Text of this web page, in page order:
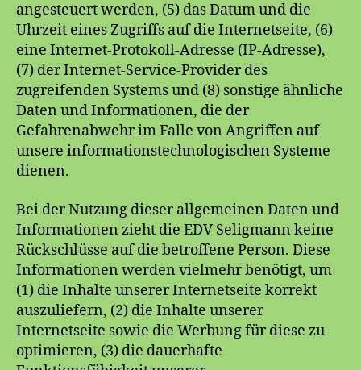
angesteuert werden, (5) das Datum und die
Uhrzeit eines Zugriffs auf die Internetseite, (6)
eine Internet-Protokoll-Adresse (IP-Adresse),
(7) der Internet-Service-Provider des
zugreifenden Systems und (8) sonstige ähnliche
Daten und Informationen, die der
Gefahrenabwehr im Falle von Angriffen auf
unsere informationstechnologischen Systeme
dienen.
Bei der Nutzung dieser allgemeinen Daten und
Informationen zieht die EDV Seligmann keine
Rückschlüsse auf die betroffene Person. Diese
Informationen werden vielmehr benötigt, um
(1) die Inhalte unserer Internetseite korrekt
auszuliefern, (2) die Inhalte unserer
Internetseite sowie die Werbung für diese zu
optimieren, (3) die dauerhafte